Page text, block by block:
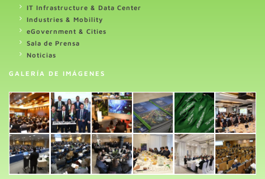
IT Infrastructure & Data Center
Industries & Mobility
eGovernment & Cities
Sala de Prensa
Noticias
GALERÍA DE IMÁGENES